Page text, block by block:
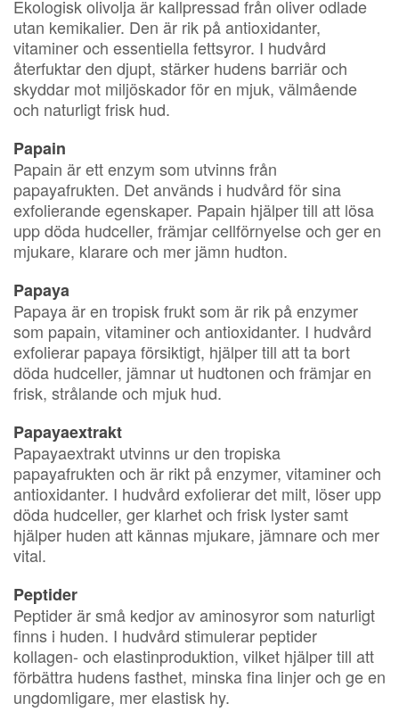
Ekologisk olivolja är kallpressad från oliver odlade
utan kemikalier. Den är rik på antioxidanter,
vitaminer och essentiella fettsyror. I hudvård
återfuktar den djupt, stärker hudens barriär och
skyddar mot miljöskador för en mjuk, välmående
och naturligt frisk hud.
Papain
Papain är ett enzym som utvinns från
papayafrukten. Det används i hudvård för sina
exfolierande egenskaper. Papain hjälper till att lösa
upp döda hudceller, främjar cellförnyelse och ger en
mjukare, klarare och mer jämn hudton.
Papaya
Papaya är en tropisk frukt som är rik på enzymer
som papain, vitaminer och antioxidanter. I hudvård
exfolierar papaya försiktigt, hjälper till att ta bort
döda hudceller, jämnar ut hudtonen och främjar en
frisk, strålande och mjuk hud.
Papayaextrakt
Papayaextrakt utvinns ur den tropiska
papayafrukten och är rikt på enzymer, vitaminer och
antioxidanter. I hudvård exfolierar det milt, löser upp
döda hudceller, ger klarhet och frisk lyster samt
hjälper huden att kännas mjukare, jämnare och mer
vital.
Peptider
Peptider är små kedjor av aminosyror som naturligt
finns i huden. I hudvård stimulerar peptider
kollagen- och elastinproduktion, vilket hjälper till att
förbättra hudens fasthet, minska fina linjer och ge en
ungdomligare, mer elastisk hy.